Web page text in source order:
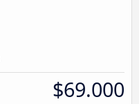
$69.000